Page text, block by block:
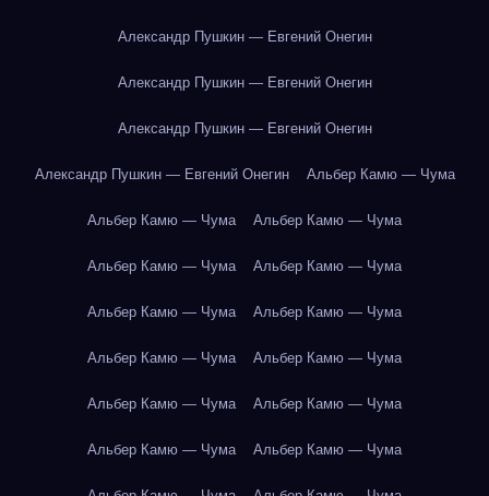
Александр Пушкин — Евгений Онегин
Александр Пушкин — Евгений Онегин
Александр Пушкин — Евгений Онегин
Александр Пушкин — Евгений Онегин Альбер Камю — Чума
Альбер Камю — Чума Альбер Камю — Чума
Альбер Камю — Чума Альбер Камю — Чума
Альбер Камю — Чума Альбер Камю — Чума
Альбер Камю — Чума Альбер Камю — Чума
Альбер Камю — Чума Альбер Камю — Чума
Альбер Камю — Чума Альбер Камю — Чума